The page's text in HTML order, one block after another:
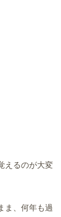
えるのが大変
ま、何年も過